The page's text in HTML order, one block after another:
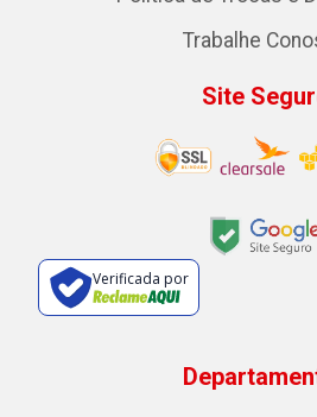
Trabalhe
Site
Verificada por